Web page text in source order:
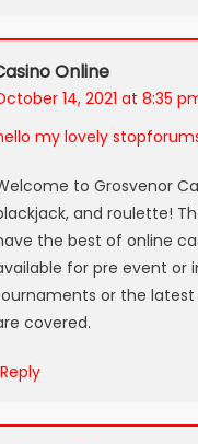
Online
14, 2021 at 8:35
my lovely
to Grosvenor
and roulette!
the best of online
for pre event or
or the latest
covered.